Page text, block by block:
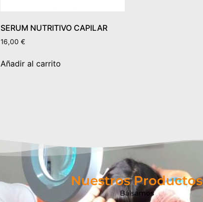
SERUM NUTRITIVO CAPILAR
16,00 €
Añadir al carrito
Nuestros Productos
Bálsamos